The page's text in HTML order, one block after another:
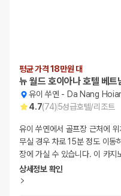
평균 가격 18만원 대
뉴 월드 호이아나 호텔 베트
유이 쑤옌 - Da Nang
4.7(74)5성급호텔/리조트
유이 쑤옌에서 골프장 근처에
무실 경우 차로 15분 정도 이동
장에 가실 수 있습니다. 이 카지
상세정보 확인